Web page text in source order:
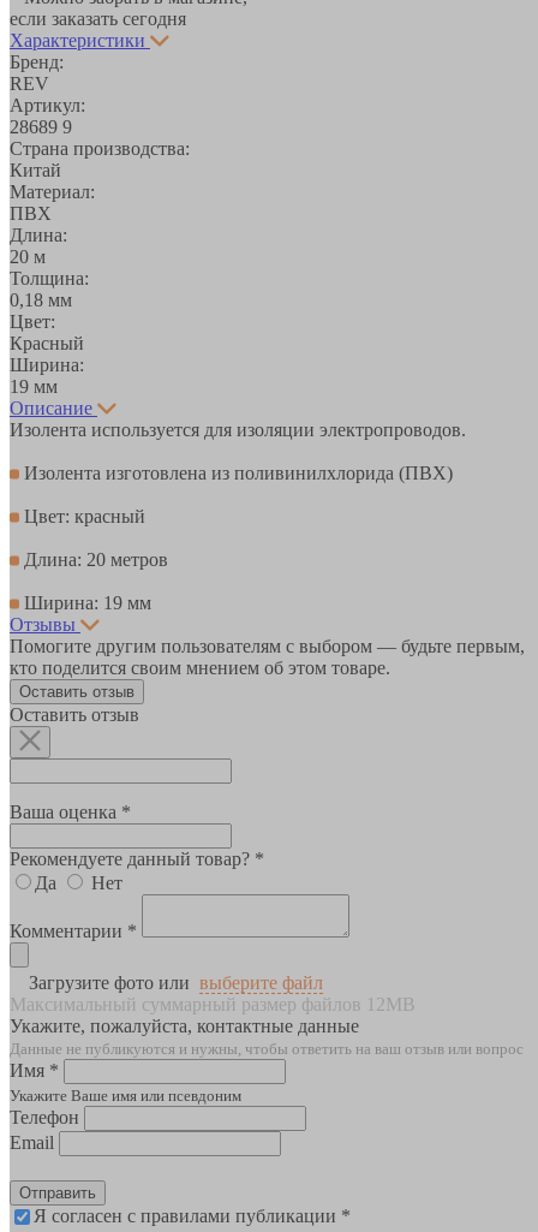
если заказать сегодня
Характеристики
Бренд:
REV
Артикул:
28689 9
Страна производства:
Китай
Материал:
ПВХ
Длина:
20 м
Толщина:
0,18 мм
Цвет:
Красный
Ширина:
19 мм
Описание
Изолента используется для изоляции электропроводов.
Изолента изготовлена из поливинилхлорида (ПВХ)
Цвет: красный
Длина: 20 метров
Ширина: 19 мм
Отзывы
Помогите другим пользователям с выбором — будьте первым,
кто поделится своим мнением об этом товаре.
Оставить отзыв
Оставить отзыв
Ваша оценка *
Рекомендуете данный товар? *
Да
Нет
Комментарии *
Загрузите фото или выберите файл
Максимальный суммарный размер файлов 12MB
Укажите, пожалуйста, контактные данные
Данные не публикуются и нужны, чтобы ответить на ваш отзыв или вопрос
Имя *
Укажите Ваше имя или псевдоним
Телефон
Email
Отправить
Я согласен с правилами публикации *